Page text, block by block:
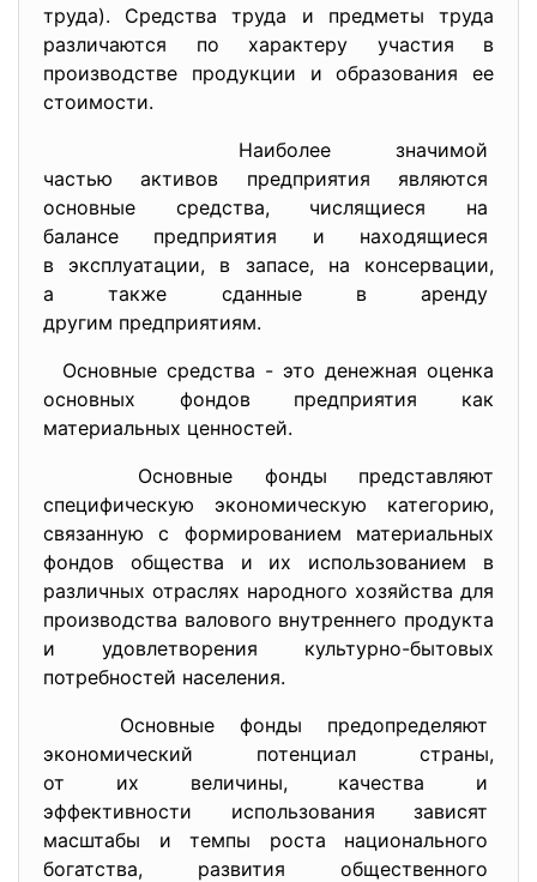
труда). Средства труда и предметы труда
различаются по характеру участия в
производстве продукции и образования ее
стоимости.
Наиболее значимой
частью активов предприятия являются
основные средства, числящиеся на
балансе предприятия и находящиеся
в эксплуатации, в запасе, на консервации,
а также сданные в аренду
другим предприятиям.
Основные средства - это денежная оценка
основных фондов предприятия как
материальных ценностей.
Основные фонды представляют
специфическую экономическую категорию,
связанную с формированием материальных
фондов общества и их использованием в
различных отраслях народного хозяйства для
производства валового внутреннего продукта
и удовлетворения культурно-бытовых
потребностей населения.
Основные фонды предопределяют
экономический потенциал страны,
от их величины, качества и
эффективности использования зависят
масштабы и темпы роста национального
богатства, развития общественного